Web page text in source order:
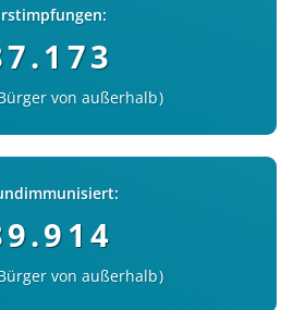
von außerhalb
von außerhalb